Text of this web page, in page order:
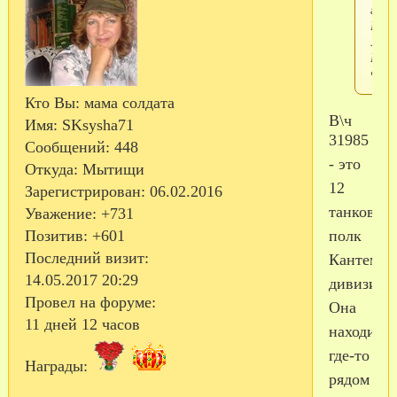
Кто Вы: мама солдата
Имя: SKsysha71
Сообщений: 448
Откуда: Мытищи
Зарегистрирован: 06.02.2016
Уважение: +731
Позитив: +601
Последний визит:
14.05.2017 20:29
Провел на форуме:
11 дней 12 часов
Награды:
где
В\ч
В\ч
31985
- это
12
танковый
полк
дивизии.
Она
находится
где-то
рядом